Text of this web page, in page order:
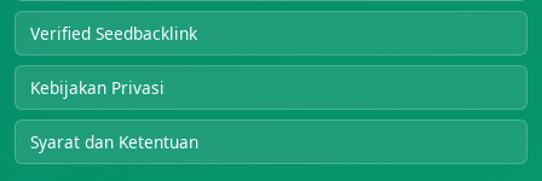
Verified Seedbacklink
Kebijakan Privasi
Syarat dan Ketentuan